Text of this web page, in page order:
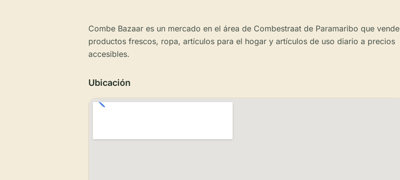
Combe Bazaar es un mercado en el área de Combestraat de Paramaribo que vende
productos frescos, ropa, artículos para el hogar y artículos de uso diario a precios
accesibles.
Ubicación